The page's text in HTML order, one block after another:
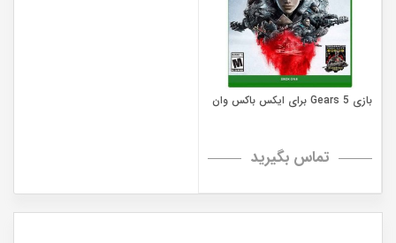
بازی Gears 5 برای ایکس باکس وان
تماس بگیرید